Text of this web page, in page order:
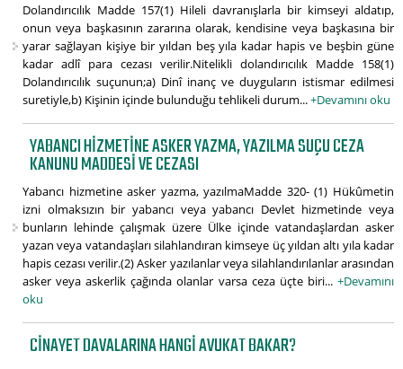
Dolandırıcılık Madde 157(1) Hileli davranışlarla bir kimseyi aldatıp,
onun veya başkasının zararına olarak, kendisine veya başkasına bir
yarar sağlayan kişiye bir yıldan beş yıla kadar hapis ve beşbin güne
kadar adlî para cezası verilir.Nitelikli dolandırıcılık Madde 158(1)
Dolandırıcılık suçunun;a) Dinî inanç ve duyguların istismar edilmesi
suretiyle,b) Kişinin içinde bulunduğu tehlikeli durum...+Devamını oku
YABANCI HIZMETINE ASKER YAZMA, YAZILMA SUÇU CEZA
KANUNU MADDESI VE CEZASI
Yabancı hizmetine asker yazma, yazılmaMadde 320- (1) Hükûmetin
izni olmaksızın bir yabancı veya yabancı Devlet hizmetinde veya
bunların lehinde çalışmak üzere Ülke içinde vatandaşlardan asker
yazan veya vatandaşları silahlandıran kimseye üç yıldan altı yıla kadar
hapis cezası verilir.(2) Asker yazılanlar veya silahlandırılanlar arasından
asker veya askerlik çağında olanlar varsa ceza üçte biri... +Devamını
oku
CINAYET DAVALARINA HANGI AVUKAT BAKAR?